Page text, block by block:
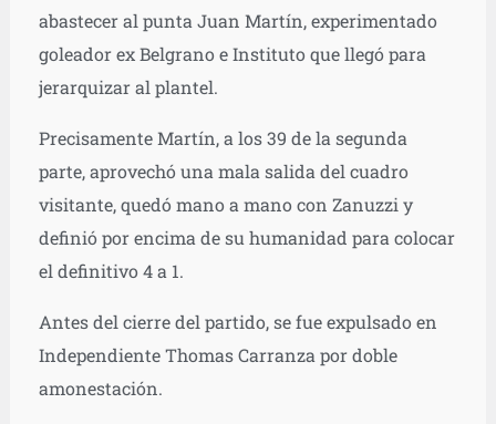
abastecer al punta Juan Martín, experimentado
goleador ex Belgrano e Instituto que llegó para
jerarquizar al plantel.
Precisamente Martín, a los 39 de la segunda
parte, aprovechó una mala salida del cuadro
visitante, quedó mano a mano con Zanuzzi y
definió por encima de su humanidad para colocar
el definitivo 4 a 1.
Antes del cierre del partido, se fue expulsado en
Independiente Thomas Carranza por doble
amonestación.